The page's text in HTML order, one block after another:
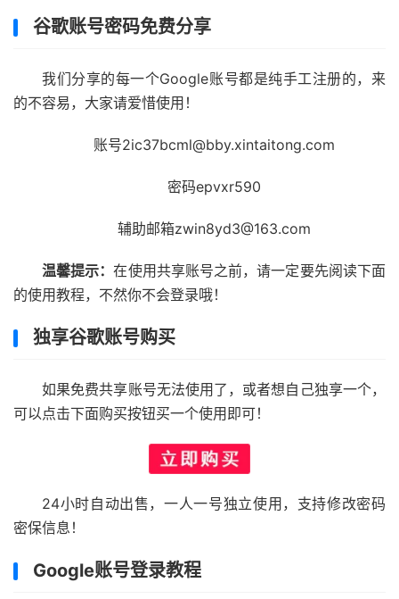
谷歌账号密码免费分享
我们分享的每一个Google账号都是纯手工注册的，来
的不容易，大家请爱惜使用！
账号2ic37bcml@bby.xintaitong.com
密码epvxr590
辅助邮箱zwin8yd3@163.com
温馨提示：在使用共享账号之前，请一定要先阅读下面
的使用教程，不然你不会登录哦！
独享谷歌账号购买
如果免费共享账号无法使用了，或者想自己独享一个，
可以点击下面购买按钮买一个使用即可！
24小时自动出售，一人一号独立使用，支持修改密码
密保信息！
Google账号登录教程